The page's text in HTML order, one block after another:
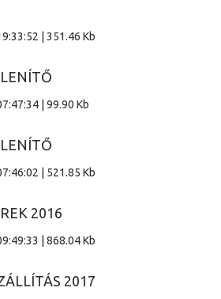
| 351.46 Kb
| 99.90 Kb
| 521.85 Kb
2016
| 868.04 Kb
2017